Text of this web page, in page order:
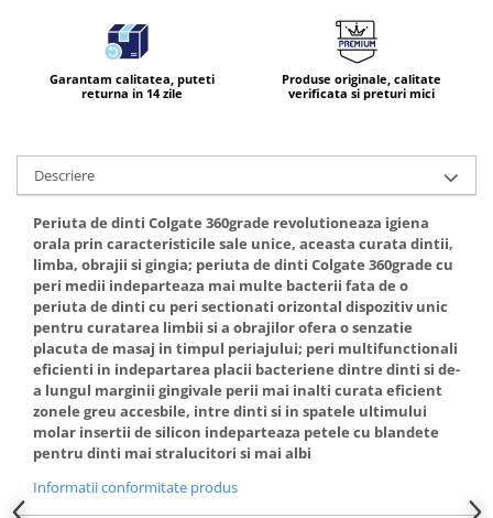
Garantam calitatea, puteti
returna in 14 zile
Produse originale, calitate
verificata si preturi mici
Descriere
Periuta de dinti Colgate 360grade revolutioneaza igiena
orala prin caracteristicile sale unice, aceasta curata dintii,
limba, obrajii si gingia; periuta de dinti Colgate 360grade cu
peri medii indeparteaza mai multe bacterii fata de o
periuta de dinti cu peri sectionati orizontal dispozitiv unic
pentru curatarea limbii si a obrajilor ofera o senzatie
placuta de masaj in timpul periajului; peri multifunctionali
eficienti in indepartarea placii bacteriene dintre dinti si de-
a lungul marginii gingivale perii mai inalti curata eficient
zonele greu accesbile, intre dinti si in spatele ultimului
molar insertii de silicon indeparteaza petele cu blandete
pentru dinti mai stralucitori si mai albi
Informatii conformitate produs